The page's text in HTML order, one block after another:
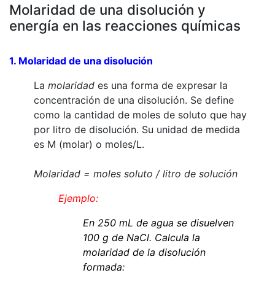
Molaridad de una disolución y
energía en las reacciones químicas
1. Molaridad de una disolución
La molaridad es una forma de expresar la
concentración de una disolución. Se define
como la cantidad de moles de soluto que hay
por litro de disolución. Su unidad de medida
es M (molar) o moles/L.
Molaridad = moles soluto / litro de solución
Ejemplo:
En 250 mL de agua se disuelven
100 g de NaCl. Calcula la
molaridad de la disolución
formada: